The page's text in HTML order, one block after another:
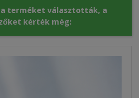
terméket választották, a
kérték még: